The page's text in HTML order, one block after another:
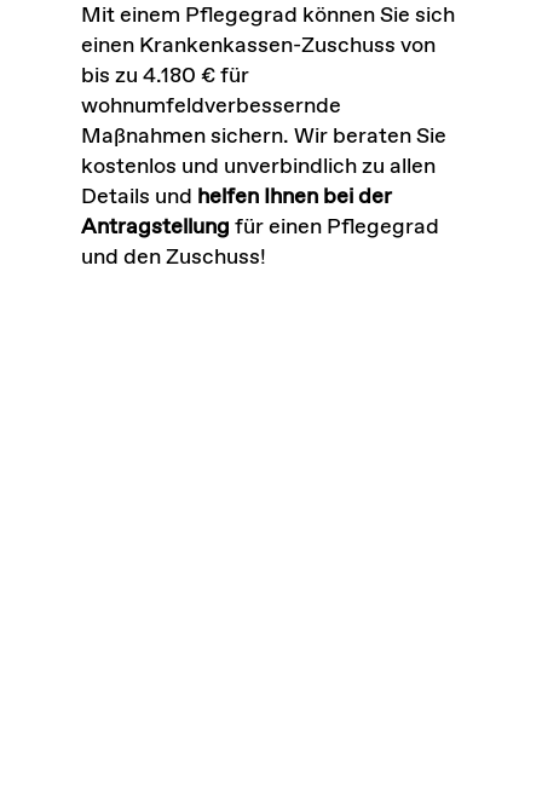
Mit einem Pflegegrad können Sie sich
einen Krankenkassen-Zuschuss von
bis zu 4.180 € für
wohnumfeldverbessernde
Maßnahmen sichern. Wir beraten Sie
kostenlos und unverbindlich zu allen
Details und helfen Ihnen bei der
Antragstellung für einen Pflegegrad
und den Zuschuss!